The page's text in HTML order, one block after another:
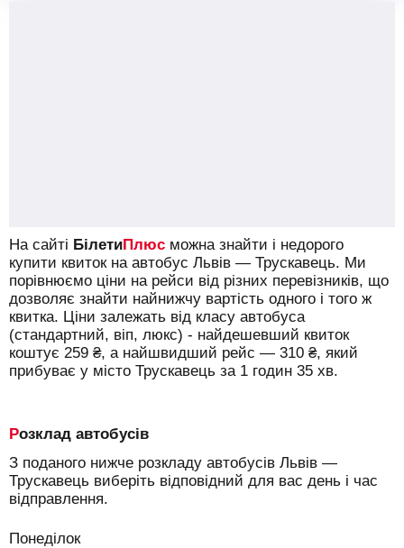
На сайті БілетиПлюс можна знайти і недорого
купити квиток на автобус Львів — Трускавець. Ми
порівнюємо ціни на рейси від різних перевізників, що
дозволяє знайти найнижчу вартість одного і того ж
квитка. Ціни залежать від класу автобуса
(стандартний, віп, люкс) - найдешевший квиток
коштує 259 ₴, а найшвидший рейс — 310 ₴, який
прибуває у місто Трускавець за 1 годин 35 хв.
Розклад автобусів
З поданого нижче розкладу автобусів Львів —
Трускавець виберіть відповідний для вас день і час
відправлення.
Понеділок